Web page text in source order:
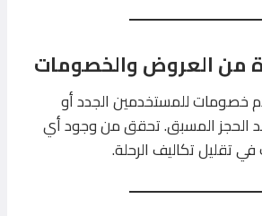
خصومات للمستخدمين الجدد أو
الحجز المسبق. تحقق من وجود أي
تقليل تكاليف الرحلة.